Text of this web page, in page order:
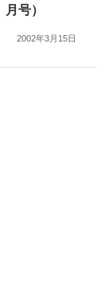
月号）
2002年3月15日